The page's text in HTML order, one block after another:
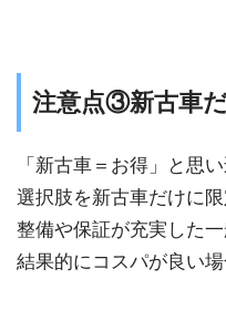
注意点③新古車
「新古車＝お得」と思い
選択肢を新古車だけに
整備や保証が充実した一
結果的にコスパが良い